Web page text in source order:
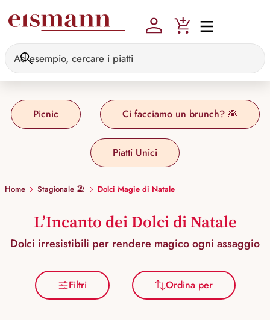
Picnic Ci facciamo un brunch? 🥞
Piatti Unici
Home Stagionale 🏖️ Dolci Magie di Natale
L’Incanto dei Dolci di Natale
Dolci irresistibili per rendere magico ogni assaggio
Filtri Ordina per